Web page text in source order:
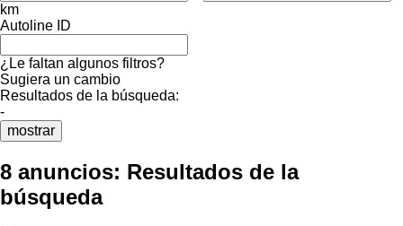
km
Autoline ID
¿Le faltan algunos filtros?
Sugiera un cambio
Resultados de la búsqueda:
-
mostrar
8 anuncios: Resultados de la
búsqueda